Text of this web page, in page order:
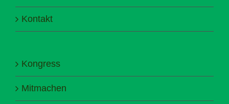
Kontakt
Kongress
Mitmachen